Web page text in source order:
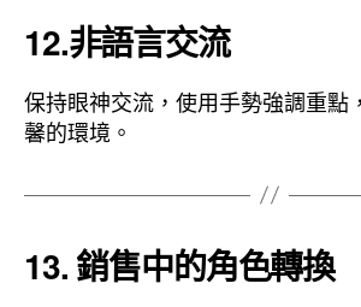
12.非語言交流
保持眼神交流，使用手勢強調重點
馨的環境。
13. 銷售中的角色轉換